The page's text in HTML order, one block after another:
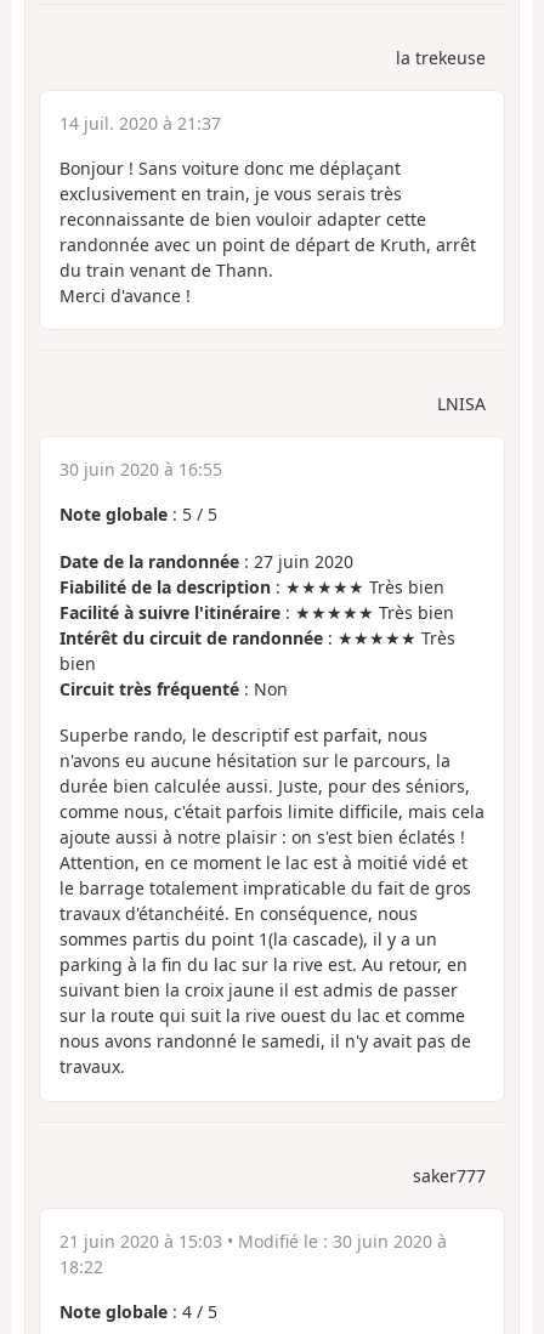
la trekeuse
14 juil. 2020 à 21:37
Bonjour ! Sans voiture donc me déplaçant
exclusivement en train, je vous serais très
reconnaissante de bien vouloir adapter cette
randonnée avec un point de départ de Kruth, arrêt
du train venant de Thann.
Merci d'avance !
LNISA
30 juin 2020 à 16:55
Note globale : 5 / 5
Date de la randonnée : 27 juin 2020
Fiabilité de la description : ★★★★★ Très bien
Facilité à suivre l'itinéraire : ★★★★★ Très bien
Intérêt du circuit de randonnée : ★★★★★ Très
bien
Circuit très fréquenté : Non
Superbe rando, le descriptif est parfait, nous
n'avons eu aucune hésitation sur le parcours, la
durée bien calculée aussi. Juste, pour des séniors,
comme nous, c'était parfois limite difficile, mais cela
ajoute aussi à notre plaisir : on s'est bien éclatés !
Attention, en ce moment le lac est à moitié vidé et
le barrage totalement impraticable du fait de gros
travaux d'étanchéité. En conséquence, nous
sommes partis du point 1(la cascade), il y a un
parking à la fin du lac sur la rive est. Au retour, en
suivant bien la croix jaune il est admis de passer
sur la route qui suit la rive ouest du lac et comme
nous avons randonné le samedi, il n'y avait pas de
travaux.
saker777
21 juin 2020 à 15:03 • Modifié le : 30 juin 2020 à
18:22
Note globale : 4 / 5